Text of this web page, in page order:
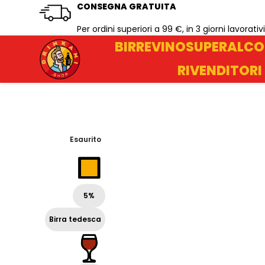
CONSEGNA GRATUITA
Per ordini superiori a 99 €, in 3 giorni lavorativi
BIRREVINO
RIVENDITORI
Esaurito
5%
Birra tedesca